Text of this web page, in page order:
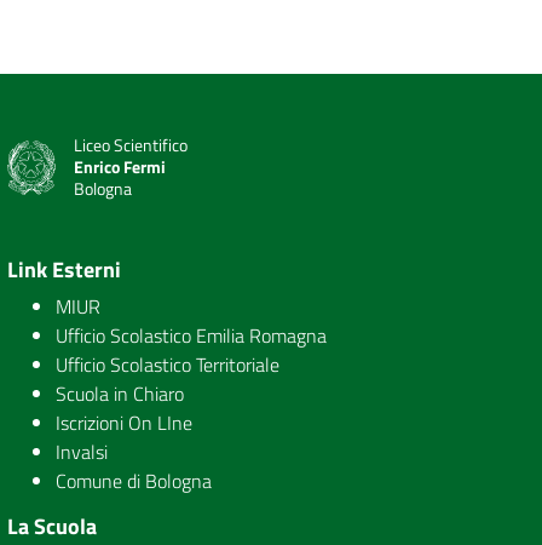
Liceo Scientifico
Enrico Fermi
Bologna
Link Esterni
MIUR
Ufficio Scolastico Emilia Romagna
Ufficio Scolastico Territoriale
Scuola in Chiaro
Iscrizioni On LIne
Invalsi
Comune di Bologna
La Scuola